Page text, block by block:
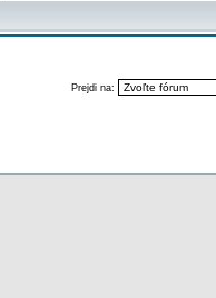
Prejdi na: